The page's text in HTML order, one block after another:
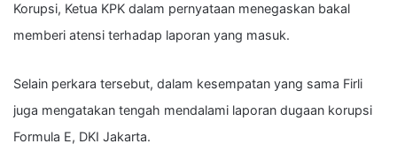
Korupsi, Ketua KPK dalam pernyataan menegaskan bakal
memberi atensi terhadap laporan yang masuk.
Selain perkara tersebut, dalam kesempatan yang sama Firli
juga mengatakan tengah mendalami laporan dugaan korupsi
Formula E, DKI Jakarta.